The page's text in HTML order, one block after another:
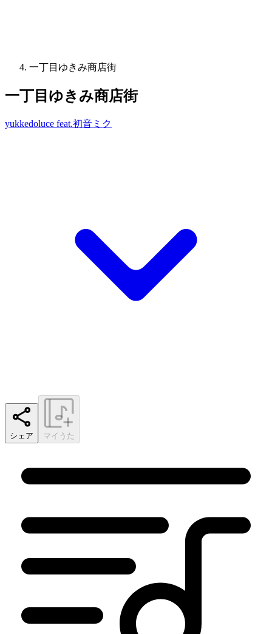
一丁目ゆきみ商店街
一丁目ゆきみ商店街
yukkedoluce feat.初音ミク
シェア マイうた